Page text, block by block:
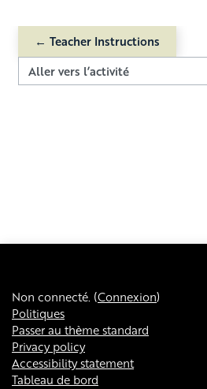
← Teacher Instructions
Aller vers l’activité
Non connecté. (Connexion)
Politiques
Passer au thème standard
Privacy policy
Accessibility statement
Tableau de bord